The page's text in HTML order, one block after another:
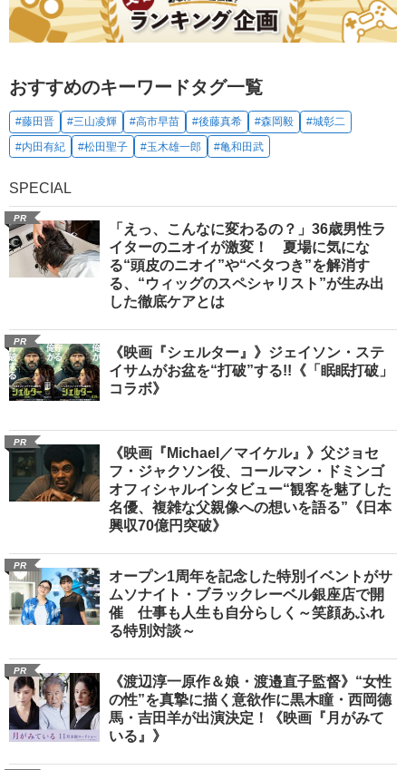
おすすめのキーワードタグ一覧
#藤田晋 #三山凌輝 #高市早苗 #後藤真希 #森岡毅
#城彰二
#内田有紀
#松田聖子 #玉木雄一郎 #亀和田武
SPECIAL
PR
「えっ、こんなに変わるの？」36歳男性ラ
イターのニオイが激変！ 夏場に気にな
る“頭皮のニオイ”や“ベタつき”を解消す
る、“ウィッグのスペシャリスト”が生み出
した徹底ケアとは
PR
《映画『シェルター』》ジェイソン・ステ
イサムがお盆を“打破”する!!《「眠眠打破」
コラボ》
PR
《映画『Michael／マイケル』》父ジョセ
フ・ジャクソン役、コールマン・ドミンゴ
オフィシャルインタビュー“観客を魅了した
名優、複雑な父親像への想いを語る”《日本
興収70億円突破》
PR
オープン1周年を記念した特別イベントがサ
ムソナイト・ブラックレーベル銀座店で開
催 仕事も人生も自分らしく～笑顔あふれ
る特別対談～
PR
《渡辺淳一原作＆娘・渡邉直子監督》“女性
の性”を真摯に描く意欲作に黒木瞳・西岡德
馬・吉田羊が出演決定！《映画『月がみて
いる』》